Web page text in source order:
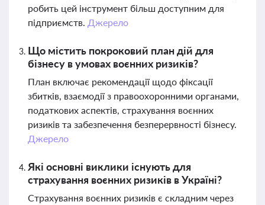
робить цей інструмент більш доступним для
підприємств. Джерело
Що містить покроковий план дій для
бізнесу в умовах воєнних ризиків?
План включає рекомендації щодо фіксації
збитків, взаємодії з правоохоронними органами,
податкових аспектів, страхування воєнних
ризиків та забезпечення безперервності бізнесу.
Джерело
Які основні виклики існують для
страхування воєнних ризиків в Україні?
Страхування воєнних ризиків є складним через